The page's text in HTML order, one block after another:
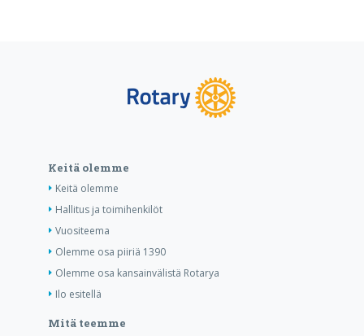
Keitä olemme
Keitä olemme
Hallitus ja toimihenkilöt
Vuositeema
Olemme osa piiriä 1390
Olemme osa kansainvälistä Rotarya
Ilo esitellä
Mitä teemme